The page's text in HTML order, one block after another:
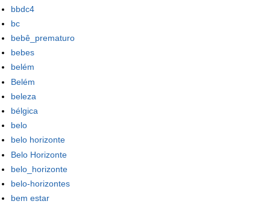
bbdc4
bc
bebê_prematuro
bebes
belém
Belém
beleza
bélgica
belo
belo horizonte
Belo Horizonte
belo_horizonte
belo-horizontes
bem estar